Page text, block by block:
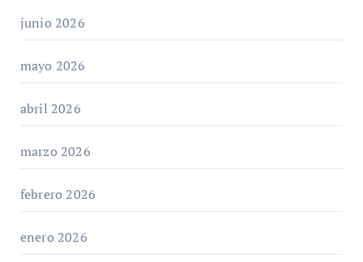
junio 2026
mayo 2026
abril 2026
marzo 2026
febrero 2026
enero 2026